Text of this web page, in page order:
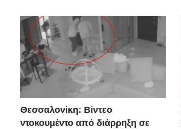
Θεσσαλονίκη: Βίντεο
ντοκουμέντο από διάρρηξη σε